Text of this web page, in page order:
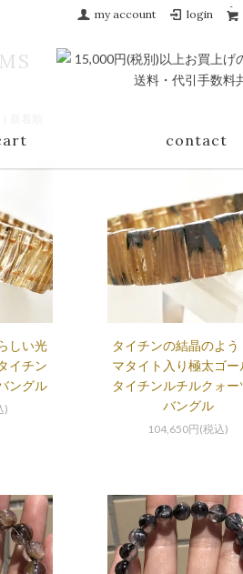
my account login
contact
しい光
イチン
ングル
)
タイチンの結晶のよう
マタイト入り極太ゴー
タイチンルチルクォー
バングル
104,650円(税込)